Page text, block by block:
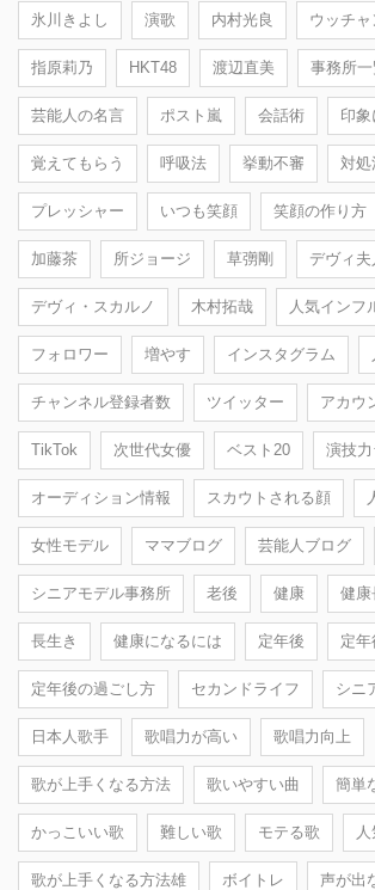
氷川きよし 演歌 内村光良 ウッチ
指原莉乃 HKT48 渡辺直美 事務所一
芸能人の名言 ポスト嵐 会話術 印象
覚えてもらう 呼吸法 挙動不審 対処
プレッシャー いつも笑顔 笑顔の作り方
加藤茶 所ジョージ 草彅剛 デヴィ夫
デヴィ・スカルノ 木村拓哉 人気インフ
フォロワー 増やす インスタグラム
チャンネル登録者数 ツイッター アカウ
TikTok 次世代女優 ベスト20 演技
オーディション情報 スカウトされる顔
女性モデル ママブログ 芸能人ブログ
シニアモデル事務所 老後 健康 健康
長生き 健康になるには 定年後 定
定年後の過ごし方 セカンドライフ シニ
日本人歌手 歌唱力が高い 歌唱力向上
歌が上手くなる方法 歌いやすい曲 簡単
かっこいい歌 難しい歌 モテる歌
歌が上手くなる方法雄 ボイトレ 声が出